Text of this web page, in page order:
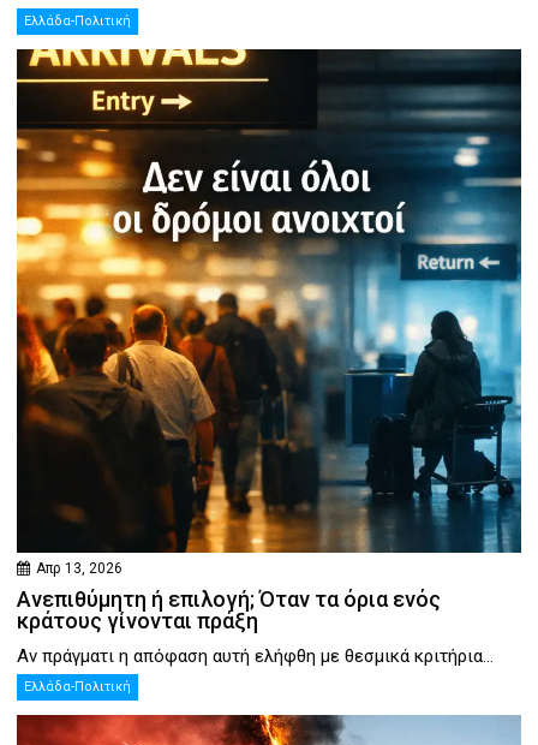
Ελλάδα-Πολιτική
Απρ 13, 2026
Ανεπιθύμητη ή επιλογή; Όταν τα όρια ενός
κράτους γίνονται πράξη
Αν πράγματι η απόφαση αυτή ελήφθη με θεσμικά κριτήρια...
Ελλάδα-Πολιτική